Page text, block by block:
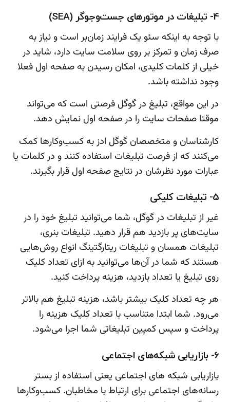
4- تبلیغات در موتورهای جست‌وجوگر (SEA)
با توجه به اینکه سئو یک فرایند زمان‌بر است و نیاز به
صرف زمان و تمرکز بر روی سلامت سایت دارد، شاید در
خیلی از کلمات کلیدی، امکان رسیدن به صفحه اول فعلا
وجود نداشته باشد.
در این مواقع، تبلیغ در گوگل فرصتی است که می‌تواند
موقتا صفحات سایت را در صفحه اول نمایش دهد.
کارشناسان و متخصصان گوگل ادز به کسب‌وکارها کمک
می‌کنند که از فرصت تبلیغات استفاده کنند و در کلمات یا
عبارات مورد نظرشان در نتایج صفحه اول قرار بگیرند.
5- تبلیغات کلیکی
غیر از تبلیغات در گوگل، شما می‌توانید تبلیغ خود را در
سایت‌های پر بازدید هم قرار دهید. تبلیغات بنری،
تبلیغات همسان و تبلیغات ریتارگتینگ انواع روش‌هایی
هستند که شما در آن‌ها می‌توانید به ازای تعداد کلیک
روی تبلیغ یا تعداد بازدید، هزینه پرداخت کنید.
هر چه تعداد کلیک بیشتر باشد، هزینه تبلیغ هم بالاتر
می‌رود. شما ابتدا متناسب با تعداد کلیک هزینه را
پرداخت و سپس کمپین تبلیغاتی شما اجرا می‌شود.
6- بازاریابی شبکه‌های اجتماعی
بازاریابی شبکه های اجتماعی یعنی استفاده از بستر
رسانه‌های اجتماعی برای ارتباط با مخاطبان. کسب‌وکارها